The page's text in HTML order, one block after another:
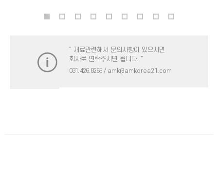
" 재료관련해서 문의사항이 있으시면
회사로 연락주시면 됩니다. "
031. 426. 8265 / amk@amkorea21.com